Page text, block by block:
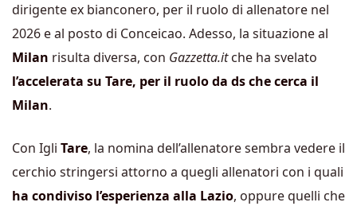
dirigente ex bianconero, per il ruolo di allenatore nel
2026 e al posto di Conceicao. Adesso, la situazione al
Milan risulta diversa, con Gazzetta.itche ha svelato
l’accelerata su Tare, per il ruolo da ds che cerca il
Milan.
Con Igli Tare, la nomina dell’allenatore sembra vedere il
cerchio stringersi attorno a quegli allenatori con i quali
ha condiviso l’esperienza alla Lazio, oppure quelli che